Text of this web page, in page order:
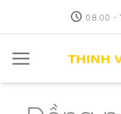
08:00 -